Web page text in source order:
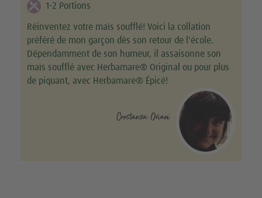
1-2 Portions
Réinventez votre maïs soufflé! Voici la collation
préféré de mon garçon dès son retour de l'école.
Dépendamment de son humeur, il assaisonne son
maïs soufflé avec Herbamare® Original ou pour plus
de piquant, avec Herbamare® Épicé!
Constanza Oriani